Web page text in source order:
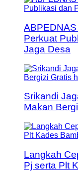
Perkuat
Jaga Desa
Srikandi
Makan
Langkah
Pj serta Plt